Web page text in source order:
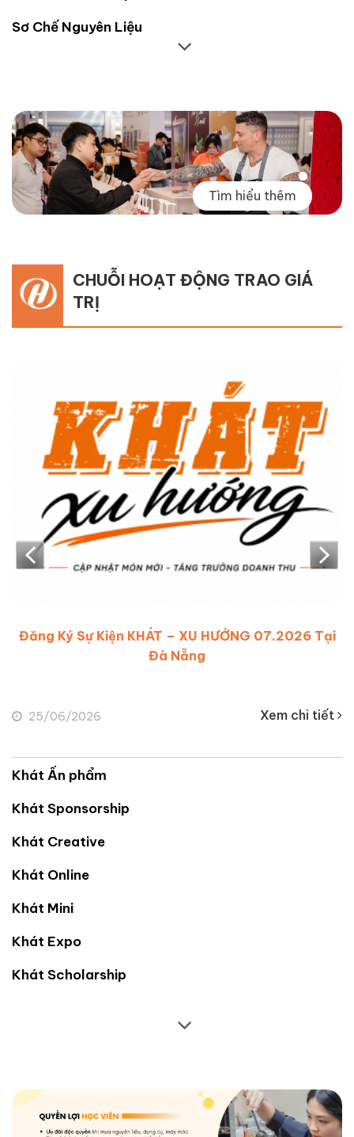
Sơ Chế Nguyên Liệu
Tìm hiểu thêm
CHUỖI HOẠT ĐỘNG TRAO GIÁ
TRỊ
Khát Ấn phẩm
Khát Sponsorship
Khát Creative
Khát Online
Khát Mini
Khát Expo
Khát Scholarship
Đăng Ký Sự Kiện KHÁT – XU HƯỚNG 07.2026 Tại
Đà Nẵng
25/06/2026 Xem chi tiết